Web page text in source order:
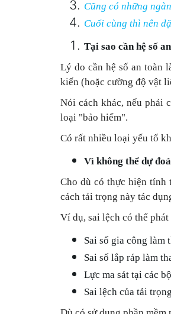
Cũng có những
Cuối cùng thì nên
Tại sao cần hệ số
Lý do cần hệ số an toàn
kiến (hoặc cường độ vật
Nói cách khác, nếu phải
loại "bảo hiểm".
Có rất nhiều loại yếu tố
Vì không thể dự
Cho dù có thực hiện tính
cách tải trọng này tác
Ví dụ, sai lệch có thể
Sai số gia công làm
Sai số lắp ráp làm
Lực ma sát tại các
Sai lệch của tải